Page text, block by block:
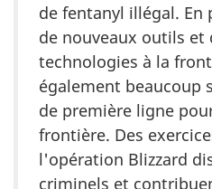
de fentanyl illégal.
de nouveaux outils et
technologies à la
également beaucoup
de première ligne
frontière. Des
l'opération Blizzard
criminels et